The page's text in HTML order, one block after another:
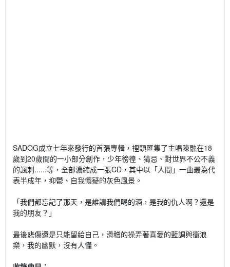
SADOG成立七年來發行的首張專輯，裡頭匯集了主唱陳融在18
歲到20歲間的一小部分創作，少年徬徨、猜忌、對世界不公不義
的諷刺......等，全部濃縮成一張CD，其中以「人間」一曲最為代
表半成年，抑鬱、自我懷疑的灰色風景。
「我們都忘記了那天，是誰請我們喝的酒，是我的仇人啊？還是
我的朋友？」
最後悲傷還是只能留給自己，滑稽的操弄著喜愛的藍調與衝浪
樂， 我的幽默，沒有人懂。